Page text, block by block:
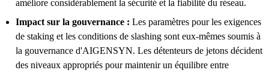
améliore considérablement la sécurité et la fiabilité du réseau.
Impact sur la gouvernance : Les paramètres pour les exigences
de staking et les conditions de slashing sont eux-mêmes soumis à
la gouvernance d'AIGENSYN. Les détenteurs de jetons décident
des niveaux appropriés pour maintenir un équilibre entre